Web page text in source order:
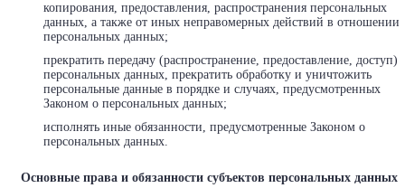
копирования, предоставления, распространения персональных
данных, а также от иных неправомерных действий в отношении
персональных данных;
прекратить передачу (распространение, предоставление, доступ)
персональных данных, прекратить обработку и уничтожить
персональные данные в порядке и случаях, предусмотренных
Законом о персональных данных;
исполнять иные обязанности, предусмотренные Законом о
персональных данных.
Основные права и обязанности субъектов персональных данных